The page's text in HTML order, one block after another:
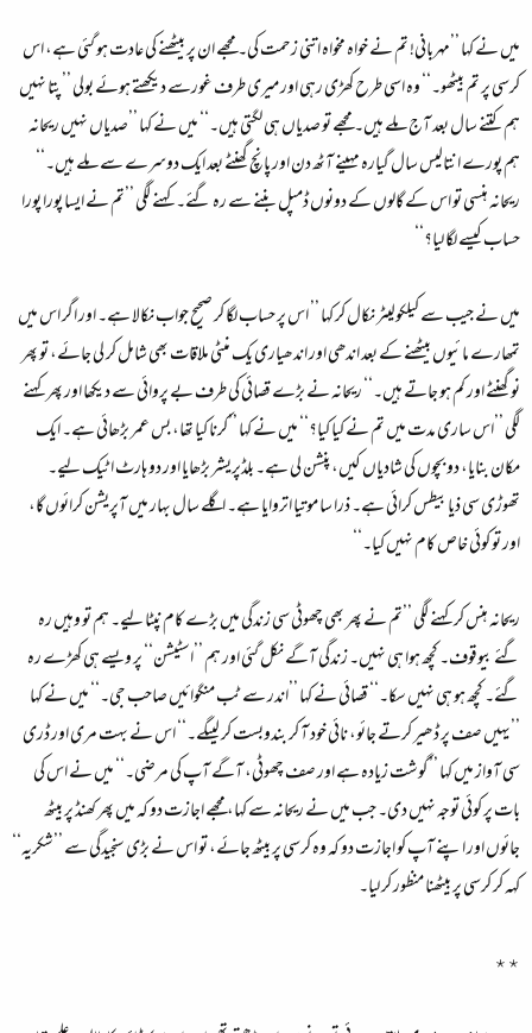
میں نے کہا ’’مہربانی! تم نے خواہ مخواہ اتنی زحمت کی۔ مجھے ان پر بیٹھنے کی عادت ہو گئی ہے، اس
کرسی پر تم بیٹھو۔‘‘ وہ اسی طرح کھڑی رہی اور میری طرف غورسے دیکھتے ہوئے بولی ’’پتا نہیں
ہم کتنے سال بعد آج ملے ہیں۔ مجھے تو صدیاں ہی لگتی ہیں۔‘‘ میں نے کہا ’’صدیاں نہیں ریحانہ
ہم پورے انتالیس سال گیارہ مہینے آٹھ دن اور پانچ گھنٹے بعد ایک دوسرے سے ملے ہیں۔‘‘
ریحانہ ہنسی تو اس کے گالوں کے دونوں ڈمپل بننے سے رہ گئے۔ کہنے لگی ’’تم نے ایسا پورا پورا
حساب کیسے لگا لیا؟‘‘
میں نے جیب سے کیلکولیٹر نکال کر کہا ’’ اس پر حساب لگا کر صحیح جواب نکالا ہے۔ اور اگر اس میں
تمھارے مائیوں بیٹھنے کے بعد اندھی اور اندھیاری یک منٹی ملاقات بھی شامل کر لی جائے، تو پھر
نو گھنٹے اور کم ہو جاتے ہیں۔‘‘ ریحانہ نے بڑے قصائی کی طرف بے پروائی سے دیکھا اور پھر کہنے
لگی ’’اس ساری مدت میں تم نے کیا کیا؟‘‘ میں نے کہا ’’کرنا کیا تھا، بس عمر بڑھائی ہے۔ ایک
مکان بنایا، دو بچوں کی شادیاں کیں، پنشن لی ہے۔ بلڈپریشر بڑھایا اور دو ہارٹ اٹیک لیے۔
تھوڑی سی ذیابیطس کرائی ہے۔ ذرا سا موتیا اتروایا ہے۔ اگلے سال بہار میں آپریشن کرائوں گا،
اور تو کوئی خاص کام نہیں کیا۔‘‘
ریحانہ ہنس کر کہنے لگی ’’تم نے پھر بھی چھوٹی سی زندگی میں بڑے کام نپٹا لیے۔ ہم تو وہیں رہ
گئے بیوقوف۔ کچھ ہوا ہی نہیں۔ زندگی آگے نکل گئی اور ہم ’’اسٹیشن‘‘ پر ویسے ہی کھڑے رہ
گئے۔ کچھ ہو ہی نہیں سکا۔‘‘ قصائی نے کہا ’’اندر سے ٹب منگوائیں صاحب جی۔‘‘ میں نے کہا
’’یہیں صف پر ڈھیر کرتے جائو، نائی خود آ کر بندوبست کر لیںگے۔‘‘ اس نے بہت مری اور ڈری
سی آواز میں کہا ’’گوشت زیادہ ہے اور صف چھوٹی، آگے آپ کی مرضی۔‘‘ میں نے اس کی
بات پر کوئی توجہ نہیں دی۔ جب میں نے ریحانہ سے کہا، مجھے اجازت دو کہ میں پھر کھنڈ پر بیٹھ
جائوں اور اپنے آپ کو اجازت دو کہ وہ کرسی پر بیٹھ جائے، تو اس نے بڑی سنجیدگی سے ’’شکریہ‘‘
کہہ کر کرسی پر بیٹھنا منظور کر لیا۔
٭٭